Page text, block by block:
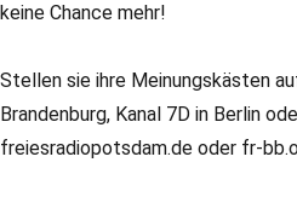
keine Chance mehr!
Stellen sie ihre Meinungskästen
Brandenburg, Kanal 7D in Berlin
freiesradiopotsdam.de oder fr-